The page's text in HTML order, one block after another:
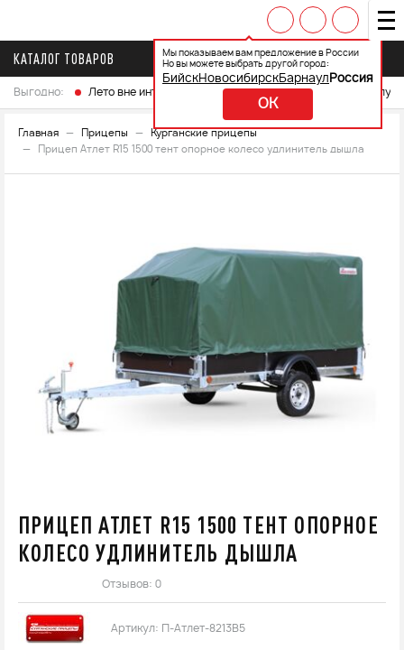
Мы показываем вам предложение в России
Но вы можете выбрать другой город:
БийскНовосибирскБарнаул Россия
OK
КАТАЛОГ ТОВАРОВ
Выгодно: Лето вне интренета Выберите свой мотоцикл и
Главная Прицепы
Курганские прицепы
Прицеп Атлет R15 1500 тент опорное колесо удлинитель дышла
ПРИЦЕП АТЛЕТ R15 1500 ТЕНТ ОПОРНОЕ
КОЛЕСО УДЛИНИТЕЛЬ ДЫШЛА
Отзывов: 0
Артикул: П-Атлет-8213В5